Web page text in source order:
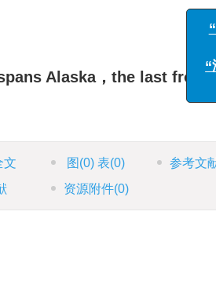
Alaska，the last
文 图 (0)表(0) 参考文
资源附件(0)
“
“